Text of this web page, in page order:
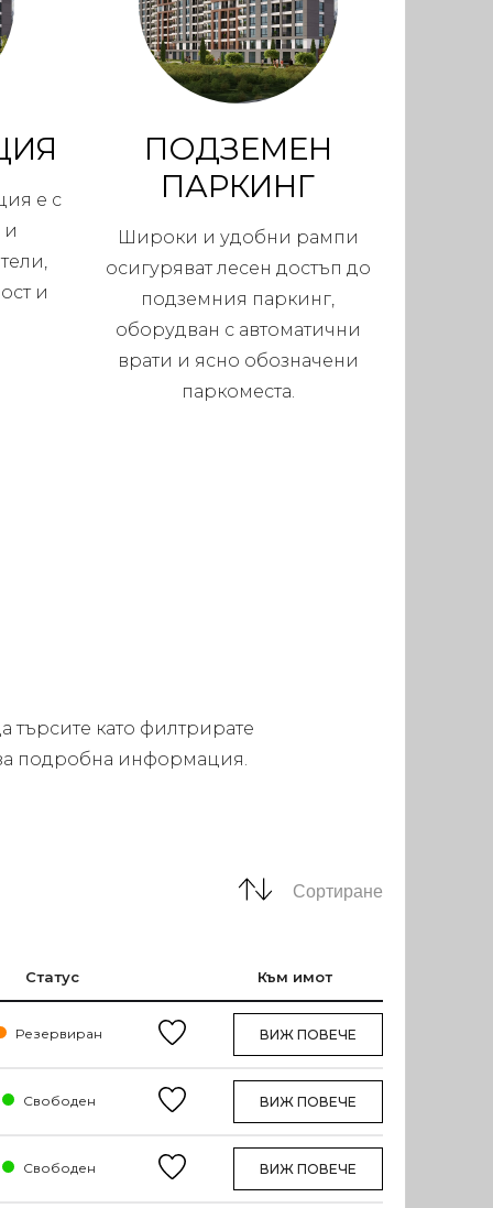
е с
и
и
ПОДЗЕМЕН
ПАРКИНГ
Широки и удобни рампи
осигуряват лесен достъп до
подземния паркинг,
оборудван с автоматични
врати и ясно обозначени
паркоместа.
търсите като филтрирате
подробна информация.
Сортиране
Статус Към имот
Резервиран ВИЖ ПОВЕЧЕ
Свободен ВИЖ ПОВЕЧЕ
Свободен ВИЖ ПОВЕЧЕ